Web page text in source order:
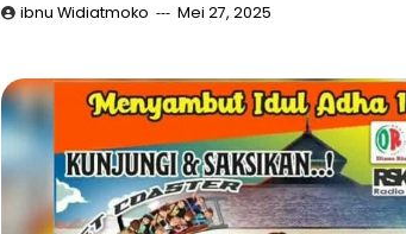
ibnu Widiatmoko Mei 27, 2025